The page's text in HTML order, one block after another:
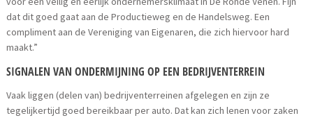
dat dit goed gaat aan de Productieweg en de Handelsweg. Een
compliment aan de Vereniging van Eigenaren, die zich hiervoor hard
maakt.”
SIGNALEN VAN ONDERMIJNING OP EEN BEDRIJVENTERREIN
Vaak liggen (delen van) bedrijventerreinen afgelegen en zijn ze
tegelijkertijd goed bereikbaar per auto. Dat kan zich lenen voor zaken